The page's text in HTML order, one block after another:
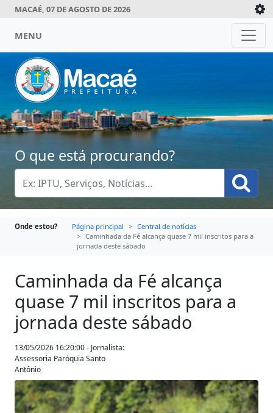
MACAÉ, 07 DE AGOSTO DE 2026
MENU
O que está procurando?
Onde estou? Página principal
Central de notícias
Caminhada da Fé alcança quase 7 mil inscritos para a
jornada deste sábado
Caminhada da Fé alcança
quase 7 mil inscritos para a
jornada deste sábado
13/05/2026 16:20:00 - Jornalista:
Assessoria Paróquia Santo
Antônio